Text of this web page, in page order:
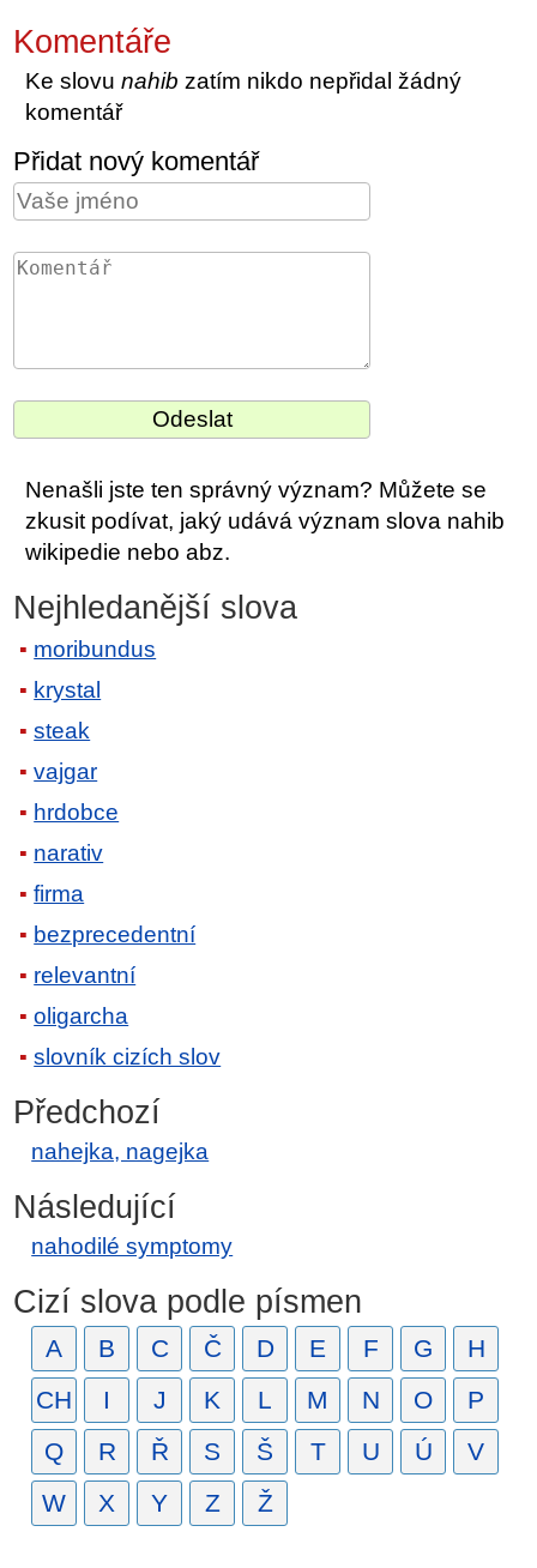
Komentáře
Ke slovunahib zatím nikdo nepřidal žádný
komentář
Přidat nový komentář
Nenašli jste ten správný význam? Můžete se
zkusit podívat, jaký udává význam slova nahib
wikipedie nebo abz.
Nejhledanější slova
moribundus
krystal
steak
vajgar
hrdobce
narativ
firma
bezprecedentní
relevantní
oligarcha
slovník cizích slov
Předchozí
nahejka, nagejka
Následující
nahodilé symptomy
Cizí slova podle písmen
A B C Č D E F G
H
CH
I J K L M N O
P
Q
R Ř S Š T U Ú
V
W
X Y Z Ž